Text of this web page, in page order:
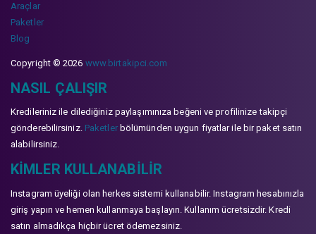
Araçlar
Paketler
Blog
Copyright © 2026 www.birtakipci.com
NASIL ÇALIŞIR
Kredileriniz ile dilediğiniz paylaşımınıza beğeni ve profilinize takipçi
gönderebilirsiniz. Paketlerbölümünden uygun fiyatlar ile bir paket satın
alabilirsiniz.
KIMLER KULLANABILIR
Instagram üyeliği olan herkes sistemi kullanabilir. Instagram hesabınızla
giriş yapın ve hemen kullanmaya başlayın. Kullanım ücretsizdir. Kredi
satın almadıkça hiçbir ücret ödemezsiniz.